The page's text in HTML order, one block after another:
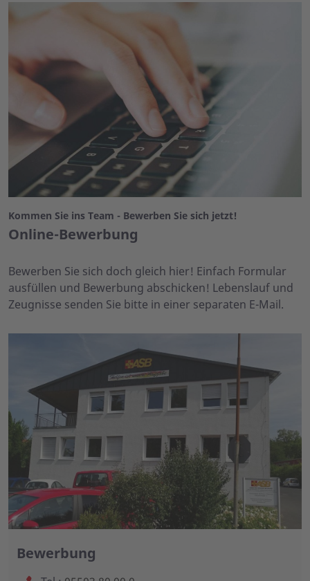
Kommen Sie ins Team - Bewerben Sie sich jetzt!
Online-Bewerbung
Bewerben Sie sich doch gleich hier! Einfach Formular
ausfüllen und Bewerbung abschicken! Lebenslauf und
Zeugnisse senden Sie bitte in einer separaten E-Mail.
Bewerbung